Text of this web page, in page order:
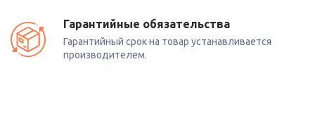
Гарантийные обязательства
Гарантийный срок на товар устанавливается
производителем.